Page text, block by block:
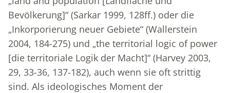
Bevölkerung]“ (Sarkar 1999, 128ff.) oder die
„Inkorporierung neuer Gebiete“ (Wallerstein
2004, 184-275) und „the territorial logic of power
[die territoriale Logik der Macht]“ (Harvey 2003,
29, 33-36, 137-182), auch wenn sie oft strittig
sind. Als ideologisches Moment der